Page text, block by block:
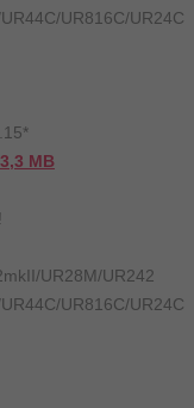
UR816C/UR24C
MB
UR28M/UR242
UR816C/UR24C